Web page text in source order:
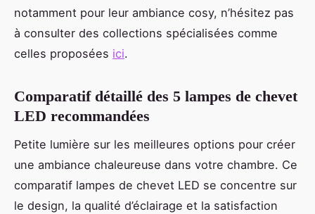
notamment pour leur ambiance cosy, n’hésitez pas
à consulter des collections spécialisées comme
celles proposées ici.
Comparatif détaillé des 5 lampes de chevet
LED recommandées
Petite lumière sur les meilleures options pour créer
une ambiance chaleureuse dans votre chambre. Ce
comparatif lampes de chevet LED se concentre sur
le design, la qualité d’éclairage et la satisfaction